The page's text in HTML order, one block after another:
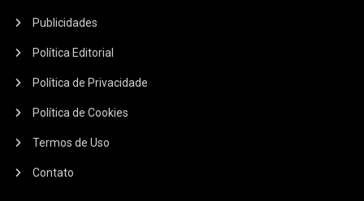
Publicidades
Política Editorial
Política de Privacidade
Política de Cookies
Termos de Uso
Contato